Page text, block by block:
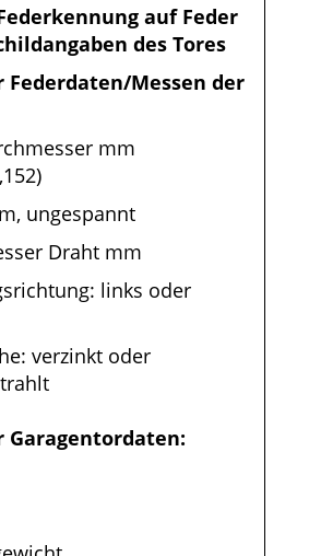
auf Feder
des Tores
Federdaten/Messen der
mm
ungespannt
Draht mm
links oder
verzinkt oder
Garagentordaten: